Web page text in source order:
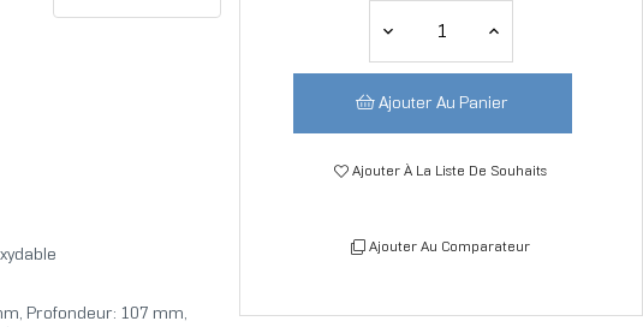
Profondeur: 107 mm,
Ajouter Au Panier
Ajouter À La Liste De Souhaits
Ajouter Au Comparateur